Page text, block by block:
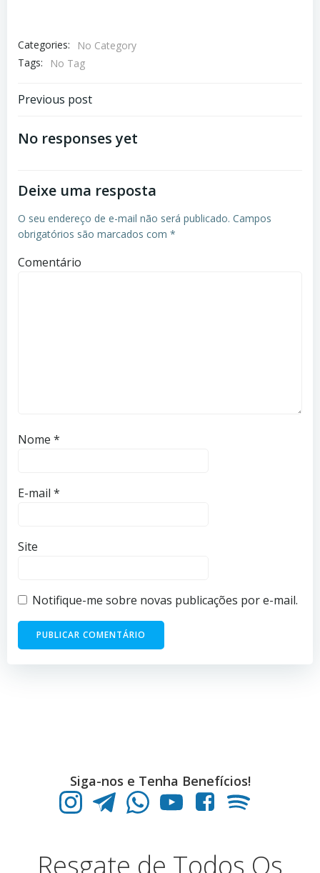
Categories:
No Category
Tags:
No Tag
Navegação
de
Post
Previous post
No responses yet
Deixe uma resposta
O seu endereço de e-mail não será publicado. Campos
obrigatórios são marcados com *
Comentário
Nome *
E-mail *
Site
Notifique-me sobre novas publicações por e-mail.
Siga-nos e Tenha Benefícios!
Resgate de Todos Os